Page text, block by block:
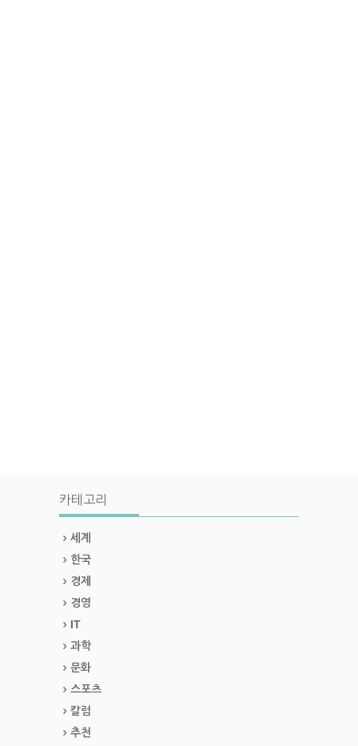
카테고리
세계
한국
경제
경영
IT
과학
문화
스포츠
칼럼
추천